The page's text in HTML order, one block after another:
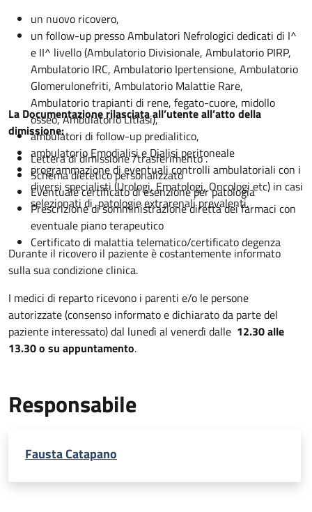
un nuovo ricovero,
un follow-up presso Ambulatori Nefrologici dedicati di I^
e II^ livello (Ambulatorio Divisionale, Ambulatorio PIRP,
Ambulatorio IRC, Ambulatorio Ipertensione, Ambulatorio
Glomerulonefriti, Ambulatorio Malattie Rare,
Ambulatorio trapianti di rene, fegato-cuore, midollo
osseo, Ambulatorio Litiasi),
ambulatori di follow-up predialitico,
ambulatorio Emodialisi e Dialisi peritoneale
programmazione di eventuali controlli ambulatoriali con i
diversi specialisti (Urologi, Ematologi, Oncologi etc) in casi
selezionati di patologie extrarenali prevalenti.
La Documentazione rilasciata all’utente all’atto della
dimissione:
Lettera di dimissione /trasferimento .
Schema dietetico personalizzato
Eventuale certificato di esenzione per patologia
Prescrizione di somministrazione diretta dei farmaci con
eventuale piano terapeutico
Certificato di malattia telematico/certificato degenza
Durante il ricovero il paziente è costantemente informato
sulla sua condizione clinica.
I medici di reparto ricevono i parenti e/o le persone
autorizzate (consenso informato e dichiarato da parte del
paziente interessato) dal lunedì al venerdì dalle 12.30 alle
13.30 o su appuntamento.
Responsabile
Fausta Catapano